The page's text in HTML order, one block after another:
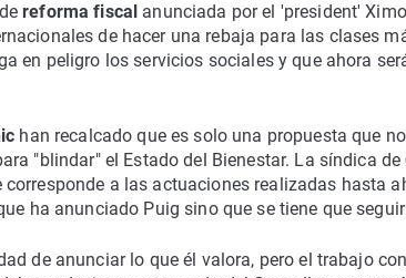
reforma fiscal anunciada por el 'president'
de hacer una rebaja para las clases
en peligro los servicios sociales y que ahora
han recalcado que es solo una propuesta que
"blindar" el Estado del Bienestar. La síndica de
a las actuaciones realizadas hasta
ha anunciado Puig sino que se tiene que
de anunciar lo que él valora, pero el trabajo